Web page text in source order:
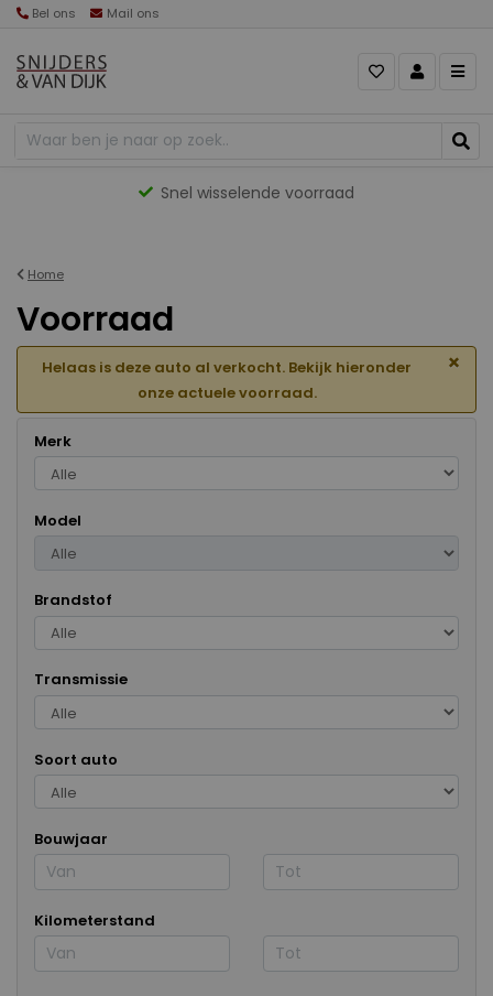
Bel ons Mail ons
Gevarieerd aanbod
Home
Voorraad
Helaas is deze auto al verkocht. Bekijk hieronder
onze actuele voorraad.
×
Merk
Model
Brandstof
Transmissie
Soort auto
Bouwjaar
Kilometerstand